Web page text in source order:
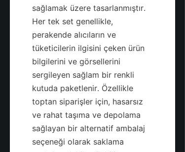
sağlamak üzere tasarlanmıştır.
Her tek set genellikle,
perakende alıcıların ve
tüketicilerin ilgisini çeken ürün
bilgilerini ve görsellerini
sergileyen sağlam bir renkli
kutuda paketlenir. Özellikle
toptan siparişler için, hasarsız
ve rahat taşıma ve depolama
sağlayan bir alternatif ambalaj
seçeneği olarak saklama